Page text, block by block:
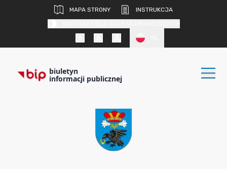
MAPA STRONY
INSTRUKCJA
biuletyn
informacji publicznej